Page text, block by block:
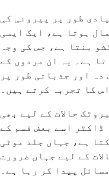
طور پر پیرونی کی
ہوتا ہے، ایک ایسی
بنتا ہے، جس کی وجہ
ہے۔ یہ ان مردوں کے
دہ اور جذباتی طور پر
کا تجربہ کرتے ہیں۔
حالات کے لیے بھی
ڈاکٹر اسے بعض قسم کے
ہے، جہاں جلد موٹی
کے لیے جہاں ضرورت
پیدا کر رہا ہے۔